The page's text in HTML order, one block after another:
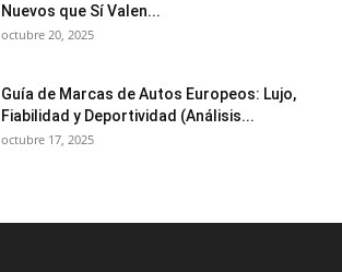
Nuevos que Sí Valen...
octubre 20, 2025
Guía de Marcas de Autos Europeos: Lujo,
Fiabilidad y Deportividad (Análisis...
octubre 17, 2025